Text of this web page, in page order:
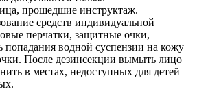
прошедшие инструктаж.
средств индивидуальной
перчатки, защитные очки,
попадания водной суспензии на кожу
После дезинсекции вымыть лицо
в местах, недоступных для детей